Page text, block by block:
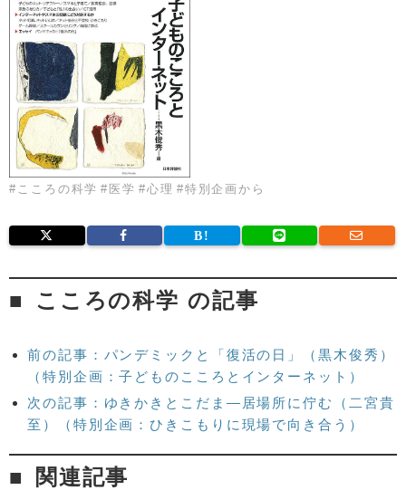
# こころの科学 # 医学 #心理 #特別企画から
こころの科学 の記事
前の記事：パンデミックと「復活の日」（黒木俊秀）
（特別企画：子どものこころとインターネット）
次の記事：ゆきかきとこだま―居場所に佇む（二宮貴
至）（特別企画：ひきこもりに現場で向き合う）
関連記事